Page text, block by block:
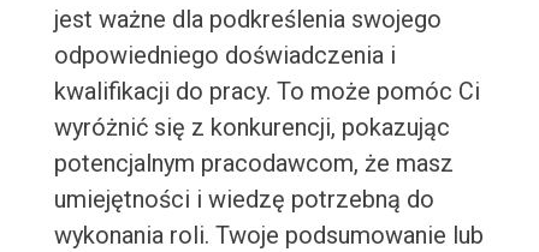
jest ważne dla podkreślenia swojego
odpowiedniego doświadczenia i
kwalifikacji do pracy. To może pomóc Ci
wyróżnić się z konkurencji, pokazując
potencjalnym pracodawcom, że masz
umiejętności i wiedzę potrzebną do
wykonania roli. Twoje podsumowanie lub